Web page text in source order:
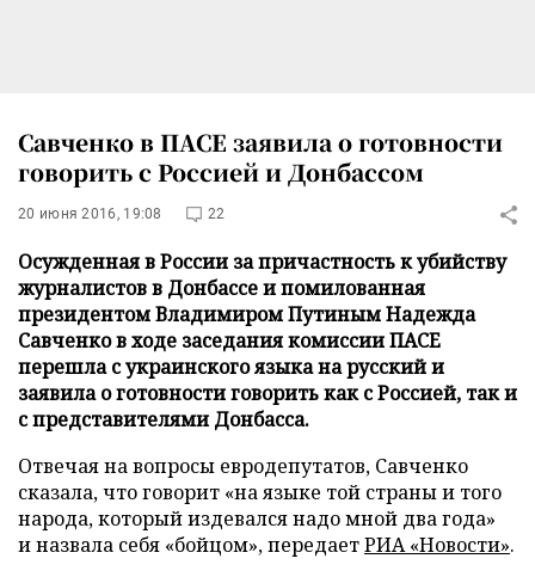
Савченко в ПАСЕ заявила о готовности
говорить с Россией и Донбассом
20 июня 2016, 19:08 22
Осужденная в России за причастность к убийству
журналистов в Донбассе и помилованная
президентом Владимиром Путиным Надежда
Савченко в ходе заседания комиссии ПАСЕ
перешла с украинского языка на русский и
заявила о готовности говорить как с Россией, так и
с представителями Донбасса.
Отвечая на вопросы евродепутатов, Савченко
сказала, что говорит «на языке той страны и того
народа, который издевался надо мной два года»
и назвала себя «бойцом», передаетРИА «Новости».